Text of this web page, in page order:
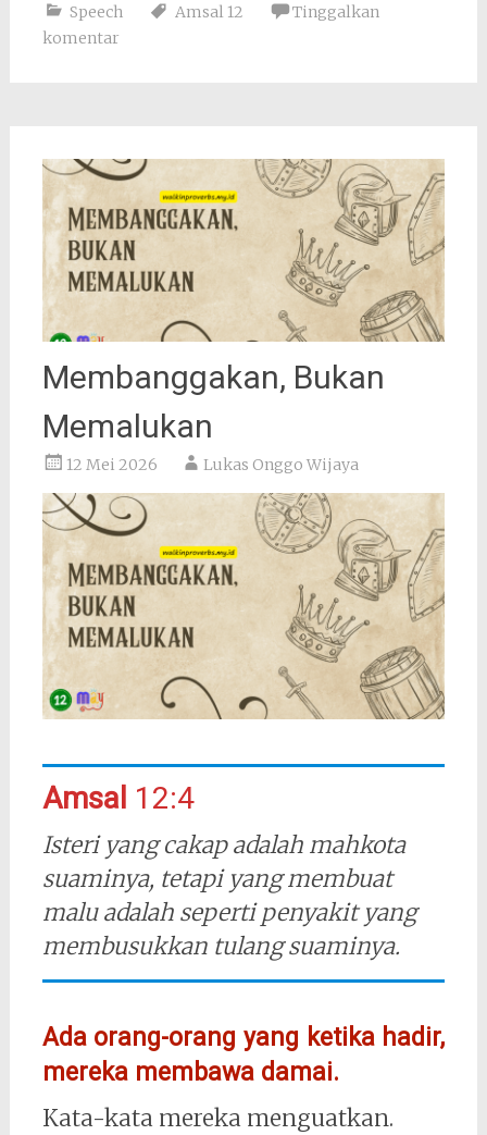
Speech Amsal 12
Tinggalkan
komentar
Membanggakan, Bukan
Memalukan
12 Mei 2026 Lukas Onggo Wijaya
Amsal 12:4
Isteri yang cakap adalah mahkota
suaminya, tetapi yang membuat
malu adalah seperti penyakit yang
membusukkan tulang suaminya.
Ada orang-orang yang ketika hadir,
mereka membawa damai.
Kata-kata mereka menguatkan.